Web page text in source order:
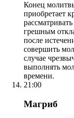
Конец
приобретает
грешным
после
совершить
случае
выполнять
времени.
21:00
Магриб